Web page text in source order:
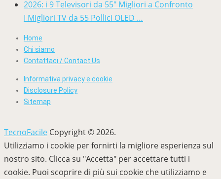
I Migliori TV da 55 Pollici OLED …
Home
Chi siamo
Contattaci / Contact Us
Informativa privacy e cookie
Disclosure Policy
Sitemap
TecnoFacile Copyright © 2026.
Utilizziamo i cookie per fornirti la migliore esperienza sul
nostro sito. Clicca su "Accetta" per accettare tutti i
cookie. Puoi scoprire di più sui cookie che utilizziamo e